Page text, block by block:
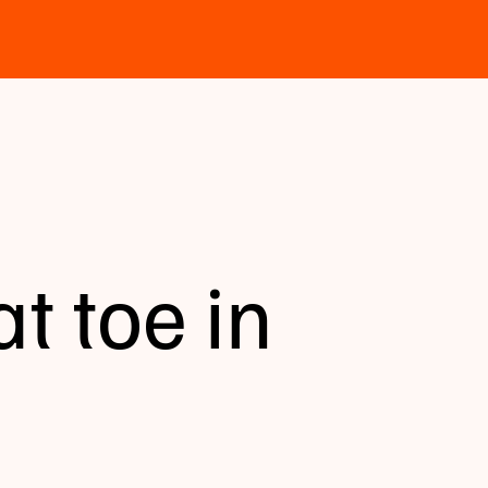
toe in